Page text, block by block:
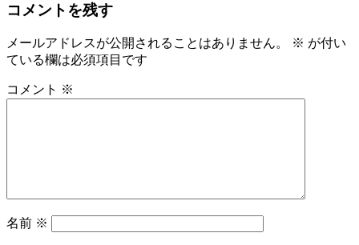
コメントを残す
メールアドレスが公開されることはありません。 ※ が付い
ている欄は必須項目です
コメント ※
名前 ※